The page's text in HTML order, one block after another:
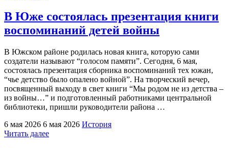
итоги
творческого
по
росписи
весел"
В Юже состоялась презентация книги
воспоминаний детей войны
В Южском районе родилась новая книга, которую сами
создатели называют “голосом памяти”. Сегодня, 6 мая,
состоялась презентация сборника воспоминаний тех южан,
“чье детство было опалено войной”. На творческий вечер,
посвященный выходу в свет книги “Мы родом не из детства –
из войны…” и подготовленный работниками центральной
библиотеки, пришли руководители района …
6 мая 2026 6 мая 2026 История
Читать далее"В